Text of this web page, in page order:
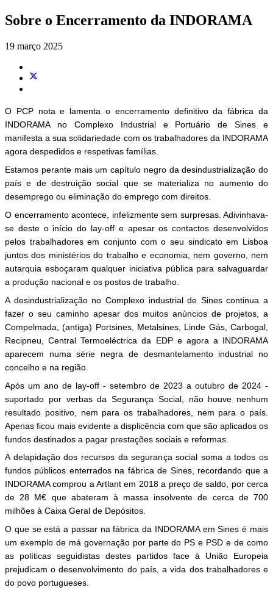
Sobre o Encerramento da INDORAMA
19 março 2025
O PCP nota e lamenta o encerramento definitivo da fábrica da
INDORAMA no Complexo Industrial e Portuário de Sines e
manifesta a sua solidariedade com os trabalhadores da INDORAMA
agora despedidos e respetivas famílias.
Estamos perante mais um capítulo negro da desindustrialização do
país e de destruição social que se materializa no aumento do
desemprego ou eliminação do emprego com direitos.
O encerramento acontece, infelizmente sem surpresas. Adivinhava-
se deste o início do lay-off e apesar os contactos desenvolvidos
pelos trabalhadores em conjunto com o seu sindicato em Lisboa
juntos dos ministérios do trabalho e economia, nem governo, nem
autarquia esboçaram qualquer iniciativa pública para salvaguardar
a produção nacional e os postos de trabalho.
A desindustrialização no Complexo industrial de Sines continua a
fazer o seu caminho apesar dos muitos anúncios de projetos, a
Compelmada, (antiga) Portsines, Metalsines, Linde Gás, Carbogal,
Recipneu, Central Termoeléctrica da EDP e agora a INDORAMA
aparecem numa série negra de desmantelamento industrial no
concelho e na região.
Após um ano de lay-off - setembro de 2023 a outubro de 2024 -
suportado por verbas da Segurança Social, não houve nenhum
resultado positivo, nem para os trabalhadores, nem para o país.
Apenas ficou mais evidente a displicência com que são aplicados os
fundos destinados a pagar prestações sociais e reformas.
A delapidação dos recursos da segurança social soma a todos os
fundos públicos enterrados na fábrica de Sines, recordando que a
INDORAMA comprou a Artlant em 2018 a preço de saldo, por cerca
de 28 M€ que abateram à massa insolvente de cerca de 700
milhões à Caixa Geral de Depósitos.
O que se está a passar na fábrica da INDORAMA em Sines é mais
um exemplo de má governação por parte do PS e PSD e de como
as políticas seguidistas destes partidos face à União Europeia
prejudicam o desenvolvimento do país, a vida dos trabalhadores e
do povo portugueses.